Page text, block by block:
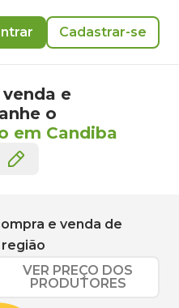
Cadastrar-se
e
o
em Candiba
e venda de
região
VER PREÇO DOS
PRODUTORES